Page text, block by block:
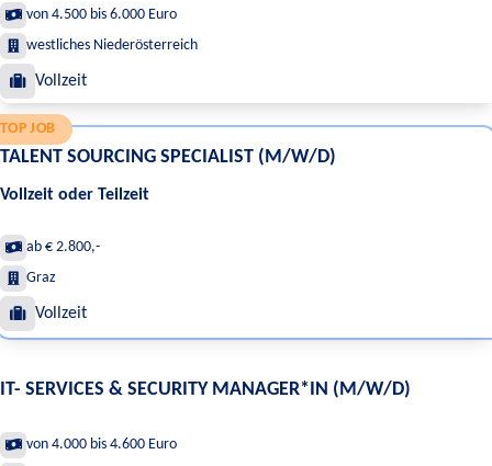
von 4.500 bis 6.000 Euro
westliches Niederösterreich
Vollzeit
TOP JOB
TALENT SOURCING SPECIALIST (M/W/D)
Vollzeit oder Teilzeit
ab € 2.800,-
Graz
Vollzeit
IT- SERVICES & SECURITY MANAGER*IN (M/W/D)
von 4.000 bis 4.600 Euro